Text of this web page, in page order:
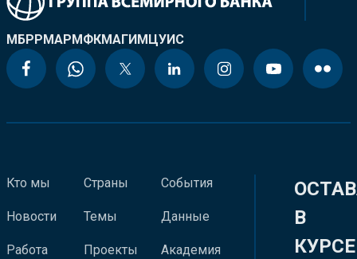
МБРРМАРМФКМАГИМЦУИС
Кто мы
Новости
Работа
Страны
Темы
Проекты
События
Данные
Академия
В
КУРСЕ